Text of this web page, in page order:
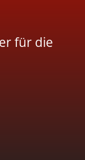
für die